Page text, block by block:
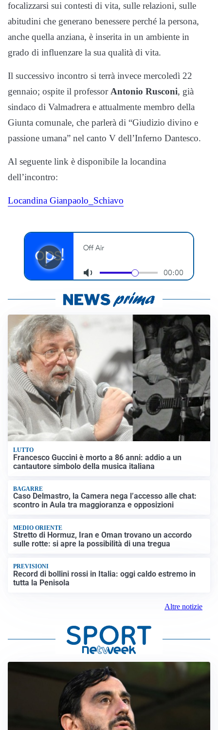
focalizzarsi sui contesti di vita, sulle relazioni, sulle
abitudini che generano benessere perché la persona,
anche quella anziana, è inserita in un ambiente in
grado di influenzare la sua qualità di vita.
Il successivo incontro si terrà invece mercoledì 22
gennaio; ospite il professor Antonio Rusconi, già
sindaco di Valmadrera e attualmente membro della
Giunta comunale, che parlerà di “Giudizio divino e
passione umana” nel canto V dell’Inferno Dantesco.
Al seguente link è disponibile la locandina
dell’incontro:
Locandina Gianpaolo_Schiavo
LUTTO
Francesco Guccini è morto a 86 anni: addio a un
cantautore simbolo della musica italiana
BAGARRE
Caso Delmastro, la Camera nega l’accesso alle chat:
scontro in Aula tra maggioranza e opposizioni
MEDIO ORIENTE
Stretto di Hormuz, Iran e Oman trovano un accordo
sulle rotte: si apre la possibilità di una tregua
PREVISIONI
Record di bollini rossi in Italia: oggi caldo estremo in
tutta la Penisola
Altre notizie